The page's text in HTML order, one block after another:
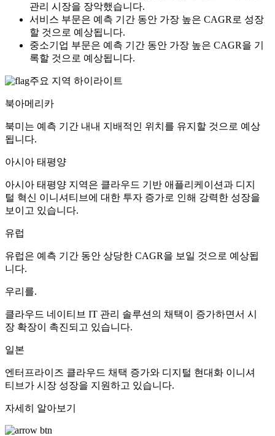
관리 시장을 장악했습니다.
서비스 부문은 예측 기간 동안 가장 높은 CAGR로 성장
할 것으로 예상됩니다.
중소기업 부문은 예측 기간 동안 가장 높은 CAGR을 기
록할 것으로 예상됩니다.
주요 지역 하이라이트
북아메리카
북미는 예측 기간 내내 지배적인 위치를 유지할 것으로 예상
됩니다.
아시아 태평양
아시아 태평양 지역은 클라우드 기반 애플리케이션과 디지
털 혁신 이니셔티브에 대한 투자 증가로 인해 강력한 성장을
보이고 있습니다.
유럽
유럽은 예측 기간 동안 상당한 CAGR을 보일 것으로 예상됩
니다.
우리를.
클라우드 네이티브 IT 관리 솔루션의 채택이 증가하면서 시
장 확장이 촉진되고 있습니다.
일본
엔터프라이즈 클라우드 채택 증가와 디지털 현대화 이니셔
티브가 시장 성장을 지원하고 있습니다.
자세히 알아보기